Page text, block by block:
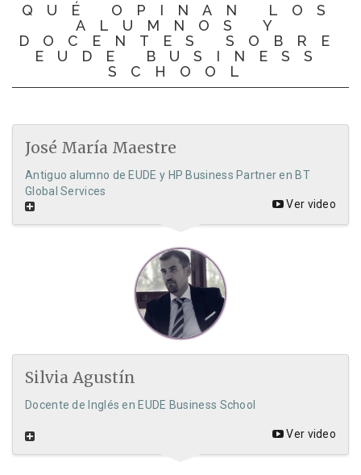
QUÉ OPINAN LOS
ALUMNOS Y
DOCENTES SOBRE
EUDE BUSINESS
SCHOOL
José María Maestre
Antiguo alumno de EUDE y HP Business Partner en BT
Global Services
Ver video
Silvia Agustín
Docente de Inglés en EUDE Business School
Ver video